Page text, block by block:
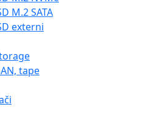
M.2 SATA
externi
tape